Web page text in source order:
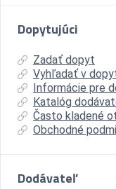
Dopytujúci
Zadať dopyt
Vyhľadať v
Informácie pre
Katalóg
Často kladené
Obchodné
Dodávateľ